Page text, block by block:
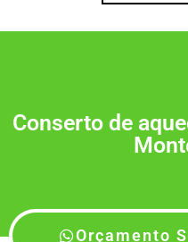
Conserto de
Orçamento